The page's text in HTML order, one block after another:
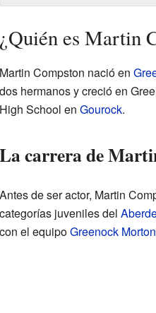
¿Quién es Martin
Martin Compston nació en
dos hermanos y creció en
High School en Gourock.
La carrera de
Antes de ser actor, Martin
categorías juveniles del
con el equipoGreenock Morton